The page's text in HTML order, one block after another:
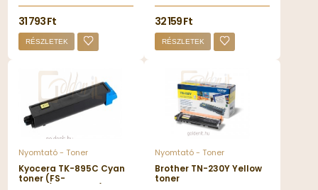
31 793 Ft
RÉSZLETEK
32 159 Ft
RÉSZLETEK
Nyomtató - Toner
Kyocera TK-895C Cyan
toner (FS-
Nyomtató - Toner
Brother TN-230Y Yellow
toner